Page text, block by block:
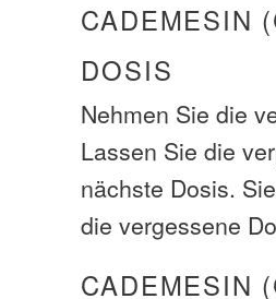
CADEMESIN
DOSIS
Nehmen Sie die
Lassen Sie die
nächste Dosis.
die vergessene
CADEMESIN